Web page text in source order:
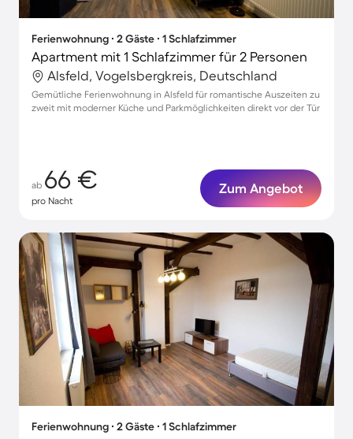
Ferienwohnung ∙ 2 Gäste ∙ 1 Schlafzimmer
Apartment mit 1 Schlafzimmer für 2 Personen
Alsfeld, Vogelsbergkreis, Deutschland
Gemütliche Ferienwohnung in Alsfeld für romantische Auszeiten zu
zweit mit moderner Küche und Parkmöglichkeiten direkt vor der Tür
ab 66 €
pro Nacht
Zum Angebot
Ferienwohnung ∙ 2 Gäste ∙ 1 Schlafzimmer